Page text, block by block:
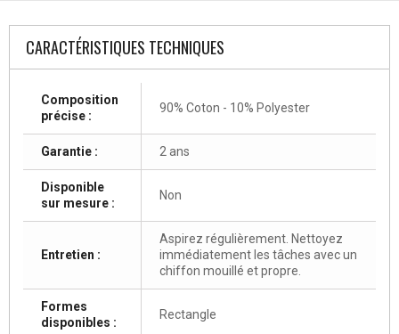
CARACTÉRISTIQUES TECHNIQUES
Composition
précise :
90% Coton - 10% Polyester
Garantie : 2 ans
Disponible
sur mesure :
Non
Entretien :
Aspirez régulièrement. Nettoyez
immédiatement les tâches avec un
chiffon mouillé et propre.
Formes
disponibles :
Rectangle